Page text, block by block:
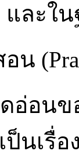
และใ
อนข
นเรื่